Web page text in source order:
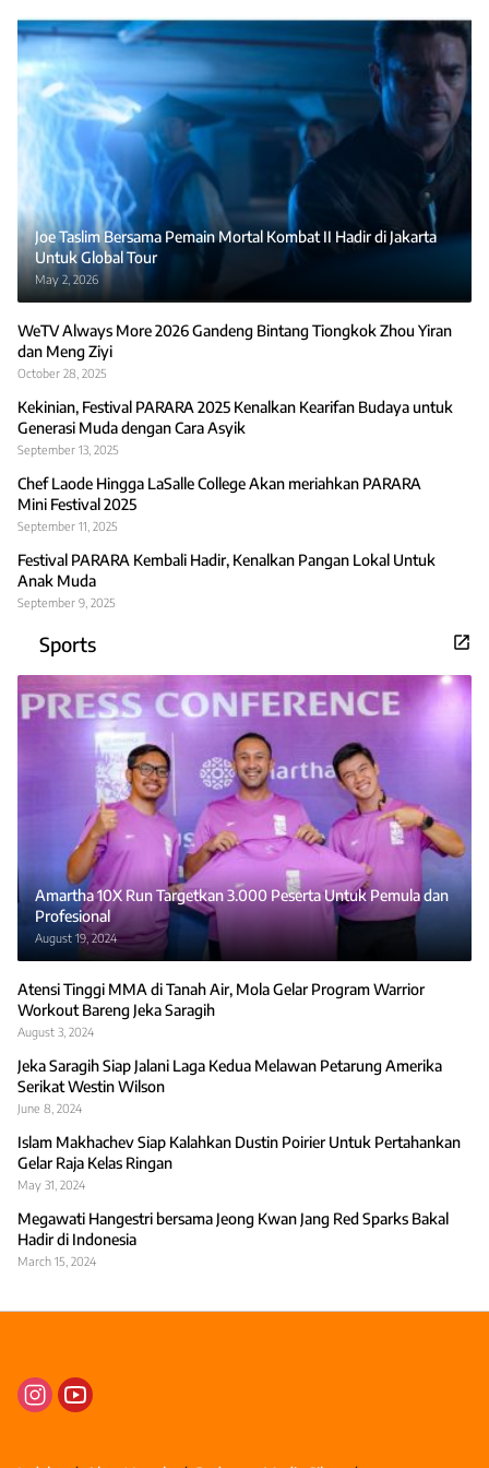
Joe Taslim Bersama Pemain Mortal Kombat II Hadir di Jakarta
Untuk Global Tour
May 2, 2026
WeTV Always More 2026 Gandeng Bintang Tiongkok Zhou Yiran
dan Meng Ziyi
October 28, 2025
Kekinian, Festival PARARA 2025 Kenalkan Kearifan Budaya untuk
Generasi Muda dengan Cara Asyik
September 13, 2025
Chef Laode Hingga LaSalle College Akan meriahkan PARARA
Mini Festival 2025
September 11, 2025
Festival PARARA Kembali Hadir, Kenalkan Pangan Lokal Untuk
Anak Muda
September 9, 2025
Sports
Amartha 10X Run Targetkan 3.000 Peserta Untuk Pemula dan
Profesional
August 19, 2024
Atensi Tinggi MMA di Tanah Air, Mola Gelar Program Warrior
Workout Bareng Jeka Saragih
August 3, 2024
Jeka Saragih Siap Jalani Laga Kedua Melawan Petarung Amerika
Serikat Westin Wilson
June 8, 2024
Islam Makhachev Siap Kalahkan Dustin Poirier Untuk Pertahankan
Gelar Raja Kelas Ringan
May 31, 2024
Megawati Hangestri bersama Jeong Kwan Jang Red Sparks Bakal
Hadir di Indonesia
March 15, 2024